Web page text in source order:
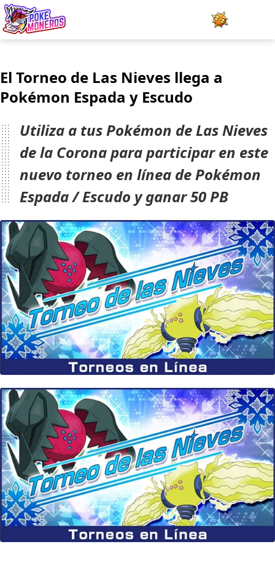
Minijuegos
Team Builder
Tabla de Tipos
Naturalezas
Noticias
LOGIN
El Torneo de Las Nieves llega a
Pokémon Espada y Escudo
Utiliza a tus Pokémon de Las Nieves
de la Corona para participar en este
nuevo torneo en línea de Pokémon
Espada / Escudo y ganar 50 PB